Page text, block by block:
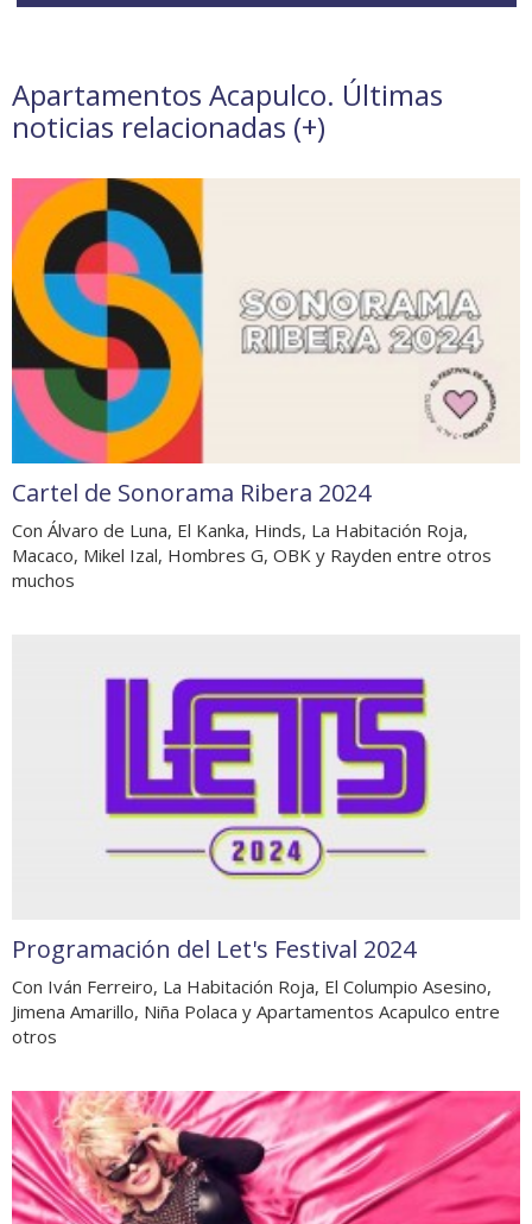
Apartamentos Acapulco. Últimas
noticias relacionadas (+)
Cartel de Sonorama Ribera 2024
Con Álvaro de Luna, El Kanka, Hinds, La Habitación Roja,
Macaco, Mikel Izal, Hombres G, OBK y Rayden entre otros
muchos
Programación del Let's Festival 2024
Con Iván Ferreiro, La Habitación Roja, El Columpio Asesino,
Jimena Amarillo, Niña Polaca y Apartamentos Acapulco entre
otros